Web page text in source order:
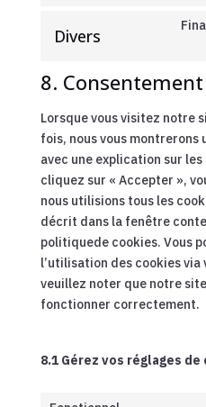
Divers
8. Consentement
Lorsque vous visitez notre
fois, nous vous
avec une explication sur les
cliquez sur « Accepter »,
nous utilisions tous les
décrit dans la fenêtre
politiquede cookies. Vous
l’utilisation des cookies
veuillez noter que notre
fonctionner correctement.
8.1 Gérez vos réglages